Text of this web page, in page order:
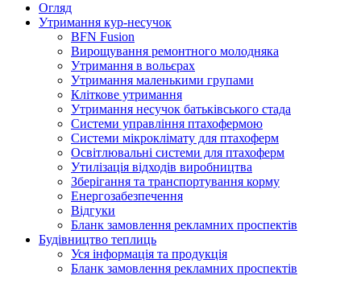
Огляд
Утримання кур-несучок
BFN Fusion
Вирощування ремонтного молодняка
Утримання в вольєрах
Утримання маленькими групами
Кліткове утримання
Утримання несучок батьківського стада
Системи управління птахофермою
Системи мікроклімату для птахоферм
Освітлювальні системи для птахоферм
Утилізація відходів виробництва
Зберігання та транспортування корму
Енергозабезпечення
Відгуки
Бланк замовлення рекламних проспектів
Будівництво теплиць
Уся інформація та продукція
Бланк замовлення рекламних проспектів